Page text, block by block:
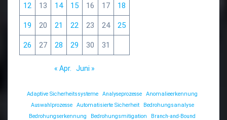
12 13 14 15 16 17 18
19 20 21 22 23 24 25
26 27 28 29 30 31
« Apr. Juni »
Adaptive Sicherheitssysteme Analyseprozesse
Anomalieerkennung
Auswahlprozesse
Automatisierte Sicherheit
Bedrohungsanalyse
Bedrohungserkennung
Bedrohungsmitigation
Branch-and-Bound